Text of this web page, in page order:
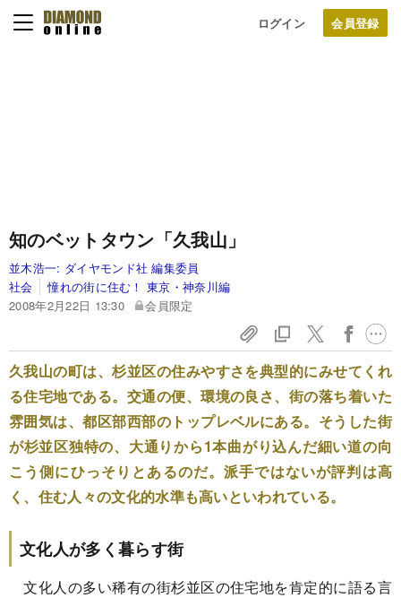
ログイン
知のベットタウン「久我山」
並木浩一: ダイヤモンド社 編集委員
社会
憧れの街に住む！ 東京・神奈川編
2008年2月22日 13:30
会員限定
久我山の町は、杉並区の住みやすさを典型的にみせてくれ
る住宅地である。交通の便、環境の良さ、街の落ち着いた
雰囲気は、都区部西部のトップレベルにある。そうした街
が杉並区独特の、大通りから1本曲がり込んだ細い道の向
こう側にひっそりとあるのだ。派手ではないが評判は高
く、住む人々の文化的水準も高いといわれている。
文化人が多く暮らす街
文化人の多い稀有の街杉並区の住宅地を肯定的に語る言